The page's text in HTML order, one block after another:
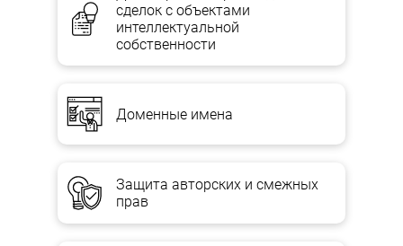
ликвидации юрлица.
Требования кредитора, заявленные после истечения срока,
установленного ликвидационной комиссией для их
юрлица, оставшегося после удовлетворения требований
кредиторов, заявленных своевременно.
Требования кредиторов, которые не признаны
после получения уведомления о полном или частичном отказе
в признании его требований не обращался в суд с иском,
требования, в удовлетворении которых по решению суда
кредитору отказано, а также требования, которые не
сделок с объектами
интеллектуальной
собственности
Доменные имена
Защита авторских и смежных
прав